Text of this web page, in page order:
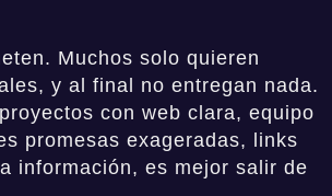
Muchos solo quieren
y al final no entregan nada.
con web clara, equipo
promesas exageradas, links
información, es mejor salir de